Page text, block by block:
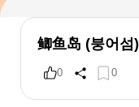
鲫鱼岛 (붕어섬)
0 0